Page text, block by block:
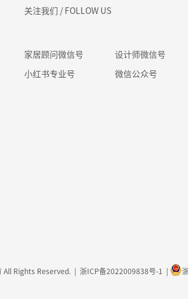
关注我们 / FOLLOW US
家居顾问微信号 设计师微信号
小红书专业号 微信公众号
All Rights Reserved. | 浙ICP备2022009838号-1